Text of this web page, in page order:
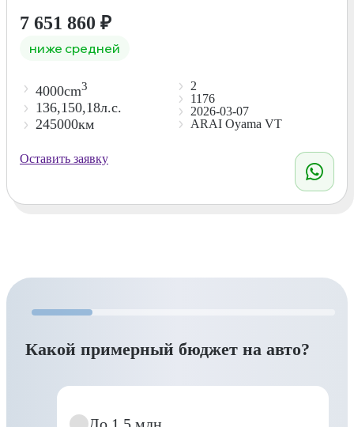
7 651 860 ₽
ниже средней
4000cm3
136,150,18л.с.
245000км
2
1176
2026-03-07
ARAI Oyama VT
Оставить заявку
Какой примерный бюджет на авто?